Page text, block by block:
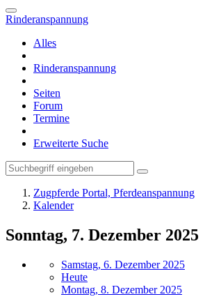
Rinderanspannung
Alles
Rinderanspannung
Seiten
Forum
Termine
Erweiterte Suche
Zugpferde Portal, Pferdeanspannung
Kalender
Sonntag, 7. Dezember 2025
Samstag, 6. Dezember 2025
Heute
Montag, 8. Dezember 2025